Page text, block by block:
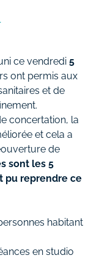
ce vendredi 5
ont permis aux
et de
concertation, la
et cela a
de
sont les 5
pu reprendre ce
habitant
en studio